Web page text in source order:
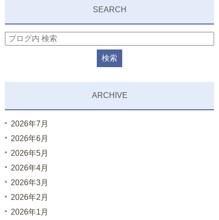
SEARCH
ARCHIVE
2026年7月
2026年6月
2026年5月
2026年4月
2026年3月
2026年2月
2026年1月